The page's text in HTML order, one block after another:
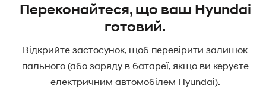
Переконайтеся, що ваш Hyundai
готовий.
Відкрийте застосунок, щоб перевірити залишок
пального (або заряду в батареї, якщо ви керуєте
електричним автомобілем Hyundai).